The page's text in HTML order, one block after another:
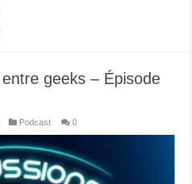
geeks – Épisode
Podcast 0